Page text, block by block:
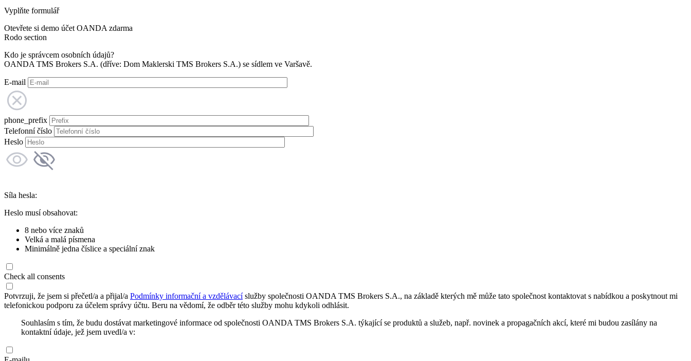
Vyplňte formulář
Otevřete si demo účet OANDA zdarma
Rodo section
Kdo je správcem osobních údajů?
OANDA TMS Brokers S.A. (dříve: Dom Maklerski TMS Brokers S.A.) se sídlem ve Varšavě.
E-mail
phone_prefix
Telefonní číslo
Heslo
Síla hesla:
Heslo musí obsahovat:
8 nebo více znaků
Velká a malá písmena
Minimálně jedna číslice a speciální znak
Check all consents
Potvrzuji, že jsem si přečetl/a a přijal/a Podmínky informační a vzdělávacíslužby společnosti OANDA TMS Brokers S.A., na základě kterých mě může tato společnost kontaktovat s nabídkou a poskytnout mi
telefonickou podporu za účelem správy účtu. Beru na vědomí, že odběr této služby mohu kdykoli odhlásit.
Souhlasím s tím, že budu dostávat marketingové informace od společnosti OANDA TMS Brokers S.A. týkající se produktů a služeb, např. novinek a propagačních akcí, které mi budou zasílány na
kontaktní údaje, jež jsem uvedl/a v: